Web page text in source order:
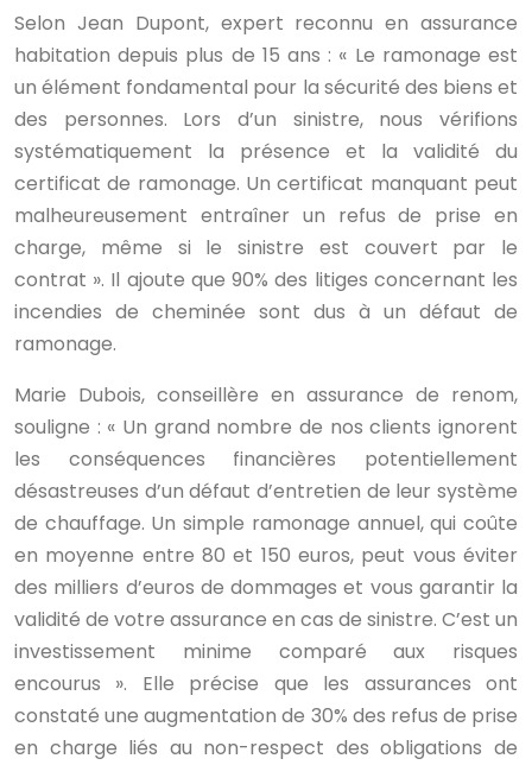
Selon Jean Dupont, expert reconnu en assurance
habitation depuis plus de 15 ans : « Le ramonage est
un élément fondamental pour la sécurité des biens et
des personnes. Lors d’un sinistre, nous vérifions
systématiquement la présence et la validité du
certificat de ramonage. Un certificat manquant peut
malheureusement entraîner un refus de prise en
charge, même si le sinistre est couvert par le
contrat ». Il ajoute que 90% des litiges concernant les
incendies de cheminée sont dus à un défaut de
ramonage.
Marie Dubois, conseillère en assurance de renom,
souligne : « Un grand nombre de nos clients ignorent
les conséquences financières potentiellement
désastreuses d’un défaut d’entretien de leur système
de chauffage. Un simple ramonage annuel, qui coûte
en moyenne entre 80 et 150 euros, peut vous éviter
des milliers d’euros de dommages et vous garantir la
validité de votre assurance en cas de sinistre. C’est un
investissement minime comparé aux risques
encourus ». Elle précise que les assurances ont
constaté une augmentation de 30% des refus de prise
en charge liés au non-respect des obligations de